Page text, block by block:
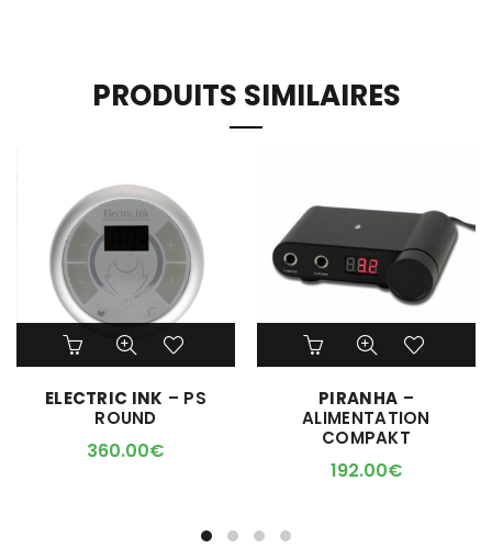
PRODUITS SIMILAIRES
ELECTRIC INK – PS
ROUND
360.00€
PIRANHA –
ALIMENTATION
COMPAKT
192.00€